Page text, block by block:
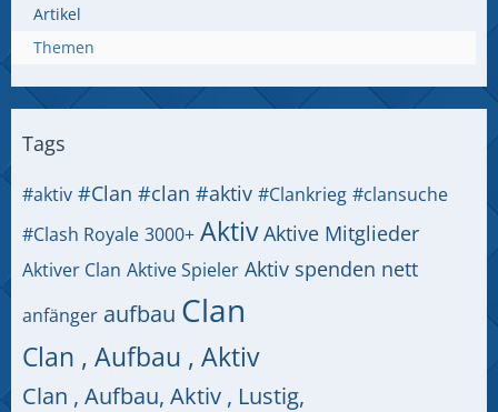
Artikel
Themen
Tags
#aktiv #Clan #clan #aktiv #Clankrieg #clansuche
#Clash Royale 3000+ Aktiv Aktive Mitglieder
Aktiver Clan Aktive Spieler Aktiv spenden nett
anfänger aufbau Clan
Clan , Aufbau , Aktiv
Clan , Aufbau, Aktiv , Lustig,